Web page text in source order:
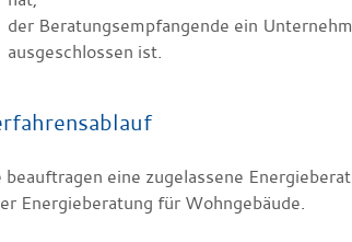
der Beratungsempfangende ein
ausgeschlossen ist.
beauftragen eine zugelassene
Energieberatung für Wohngebäude.